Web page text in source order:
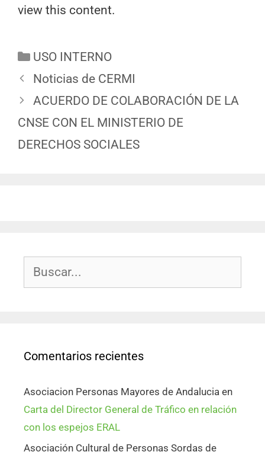
view this content.
USO INTERNO
Noticias de CERMI
ACUERDO DE COLABORACIÓN DE LA
CNSE CON EL MINISTERIO DE
DERECHOS SOCIALES
Comentarios recientes
Asociacion Personas Mayores de Andalucia en
Carta del Director General de Tráfico en relación
con los espejos ERAL
Asociación Cultural de Personas Sordas de